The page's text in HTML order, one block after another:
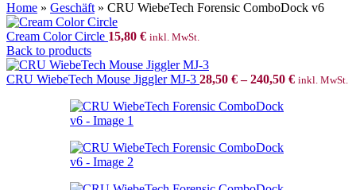
Home » Geschäft » CRU WiebeTech Forensic ComboDock v6
Cream Color Circle 15,80 € inkl. MwSt.
Back to products
CRU WiebeTech Mouse Jiggler MJ-3 28,50 €–240,50 € inkl. MwSt.